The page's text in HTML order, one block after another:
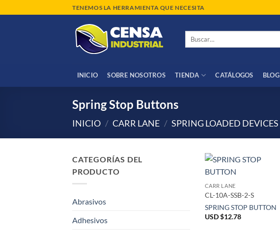
al
TENEMOS LA HERRAMIENTA QUE NECESITA
Buscar
INICIO SOBRE NOSOTROS TIENDA CATÁLOGOS BLOG
Spring Stop Buttons
INICIO / CARR LANE / SPRING LOADED DEVICES
CATEGORÍAS DEL
PRODUCTO
Abrasivos
Adhesivos
CARR LANE
CL-10A-SSB-2-S
SPRING STOP BUTTON
USD $12.78